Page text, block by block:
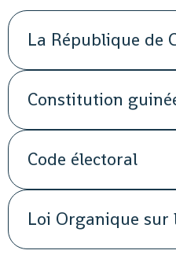
La République de
Constitution
Code électoral
Loi Organique sur